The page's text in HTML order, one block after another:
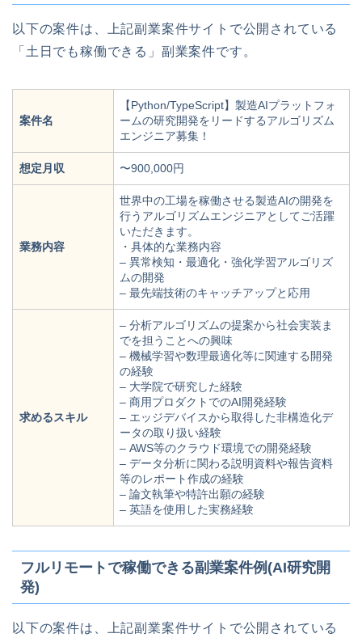
以下の案件は、上記副業案件サイトで公開されている
「土日でも稼働できる」副業案件です。
案件名
【Python/TypeScript】製造AIプラットフォ
ームの研究開発をリードするアルゴリズム
エンジニア募集！
想定月収 〜900,000円
業務内容
世界中の工場を稼働させる製造AIの開発を
行うアルゴリズムエンジニアとしてご活躍
いただきます。
・具体的な業務内容
– 異常検知・最適化・強化学習アルゴリズ
ムの開発
– 最先端技術のキャッチアップと応用
求めるスキル
– 分析アルゴリズムの提案から社会実装ま
でを担うことへの興味
– 機械学習や数理最適化等に関連する開発
の経験
– 大学院で研究した経験
– 商用プロダクトでのAI開発経験
– エッジデバイスから取得した非構造化デ
ータの取り扱い経験
– AWS等のクラウド環境での開発経験
– データ分析に関わる説明資料や報告資料
等のレポート作成の経験
– 論文執筆や特許出願の経験
– 英語を使用した実務経験
フルリモートで稼働できる副業案件例(AI研究開
発)
以下の案件は、上記副業案件サイトで公開されている